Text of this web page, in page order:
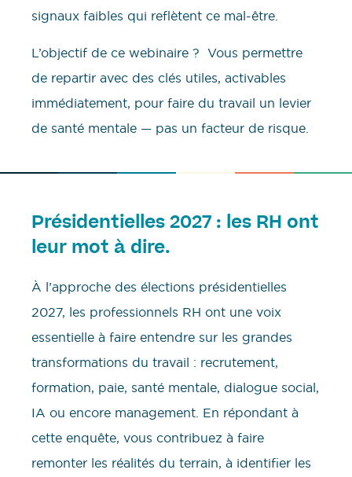
signaux faibles qui reflètent ce mal-être.
L’objectif de ce webinaire ? Vous permettre
de repartir avec des clés utiles, activables
immédiatement, pour faire du travail un levier
de santé mentale — pas un facteur de risque.
Présidentielles 2027 : les RH ont
leur mot à dire.
À l’approche des élections présidentielles
2027, les professionnels RH ont une voix
essentielle à faire entendre sur les grandes
transformations du travail : recrutement,
formation, paie, santé mentale, dialogue social,
IA ou encore management. En répondant à
cette enquête, vous contribuez à faire
remonter les réalités du terrain, à identifier les